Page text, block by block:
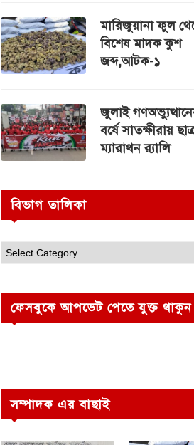
মারিজুয়ানা ফুল
বিশেষ মাদক কুশ
জব্দ,আটক-১
জুলাই
বর্ষে সাতক্ষীরায়
ম্যারাথন র‌্যালি
বিভাগ তালিকা
ফেসবুকে আপডেট পেতে যুক্ত থাকুন
সম্পাদক এর বাছাই